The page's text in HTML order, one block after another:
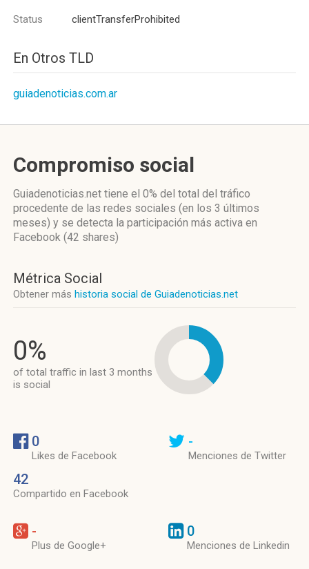
Status clientTransferProhibited
En Otros TLD
guiadenoticias.com.ar
Compromiso social
Guiadenoticias.net tiene el 0% del total del tráfico
procedente de las redes sociales (en los 3 últimos
meses) y se detecta la participación más activa en
Facebook (42 shares)
Métrica Social
Obtener más historia social de Guiadenoticias.net
0%
of total traffic in last 3 months
is social
0
Likes de Facebook
42
Compartido en Facebook
-
Menciones de Twitter
-
Plus de Google+
0
Menciones de Linkedin